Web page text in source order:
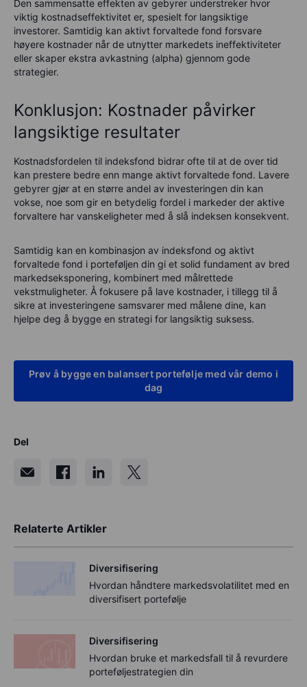
Den sammensatte effekten av gebyrer understreker hvor
viktig kostnadseffektivitet er, spesielt for langsiktige
investorer. Samtidig kan aktivt forvaltede fond forsvare
høyere kostnader når de utnytter markedets ineffektiviteter
eller skaper ekstra avkastning (alpha) gjennom gode
strategier.
Konklusjon: Kostnader påvirker
langsiktige resultater
Kostnadsfordelen til indeksfond bidrar ofte til at de over tid
kan prestere bedre enn mange aktivt forvaltede fond. Lavere
gebyrer gjør at en større andel av investeringen din kan
vokse, noe som gir en betydelig fordel i markeder der aktive
forvaltere har vanskeligheter med å slå indeksen konsekvent.
Samtidig kan en kombinasjon av indeksfond og aktivt
forvaltede fond i porteføljen din gi et solid fundament av bred
markedseksponering, kombinert med målrettede
vekstmuligheter. Å fokusere på lave kostnader, i tillegg til å
sikre at investeringene samsvarer med målene dine, kan
hjelpe deg å bygge en strategi for langsiktig suksess.
Prøv å bygge en balansert portefølje med vår demo i
dag
Del
Relaterte Artikler
Diversifisering
Hvordan håndtere markedsvolatilitet med en
diversifisert portefølje
Diversifisering
Hvordan bruke et markedsfall til å revurdere
porteføljestrategien din